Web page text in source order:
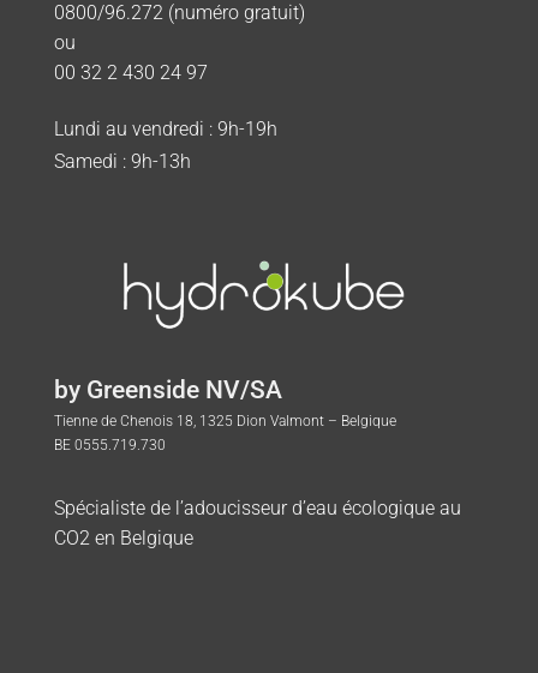
by Greenside NV/SA
Tienne de Chenois 18, 1325 Dion Valmont – Belgique
BE 0555.719.730
Spécialiste de l’adoucisseur d’eau écologique au
CO2 en Belgique
0800/96.272 (numéro gratuit)
ou
00 32 2 430 24 97
Lundi au vendredi : 9h-19h
Samedi : 9h-13h